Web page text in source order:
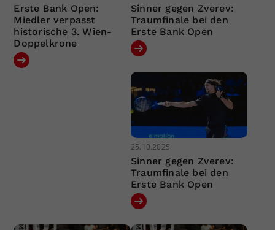
Erste Bank Open:
Miedler verpasst
historische 3. Wien-
Doppelkrone
Sinner gegen Zverev:
Traumfinale bei den
Erste Bank Open
25.10.2025
Sinner gegen Zverev:
Traumfinale bei den
Erste Bank Open